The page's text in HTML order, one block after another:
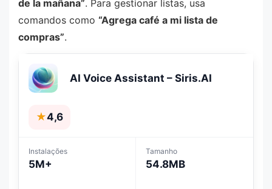
de la mañana”. Para gestionar listas, usa
comandos como “Agrega café a mi lista de
compras”.
AI Voice Assistant – Siris.AI
★4,6
Instalações
5M+
Tamanho
54.8MB